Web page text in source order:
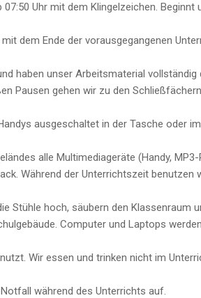
Uhr mit dem Klingelzeichen. Beginnt
dem Ende der vorausgegangenen
haben unser Arbeitsmaterial vollständig
Pausen gehen wir zu den
ausgeschaltet in der Tasche oder
alle Multimediageräte (Handy,
Während der Unterrichtszeit benutzen
Stühle hoch, säubern den Klassenraum
Computer und Laptops
Wir essen und trinken nicht im
während des Unterrichts auf.